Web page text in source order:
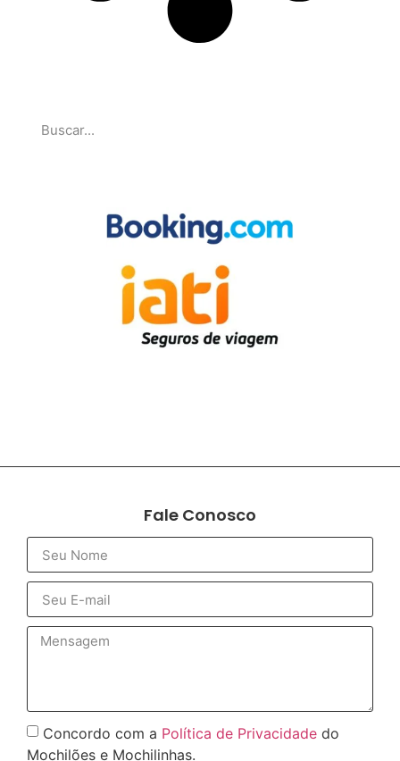
Fale Conosco
Concordo com a Política de Privacidade do
Mochilões e Mochilinhas.